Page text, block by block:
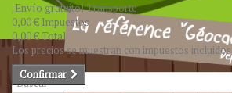
¡Envío gratuito!Transporte
0,00 € Impuestos
0,00 €Total
Los precios se muestran con impuestos incluidos
Confirmar